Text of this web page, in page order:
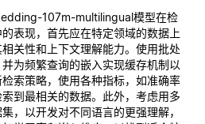
107m-multilingual模型在检
表现，首先应在特定领域的数据上
关性和上下文理解能力。使用批处
为频繁查询的嵌入实现缓存机制以
索策略，使用各种指标，如准确率
到最相关的数据。此外，考虑用多
，以开发对不同语言的更强理解，